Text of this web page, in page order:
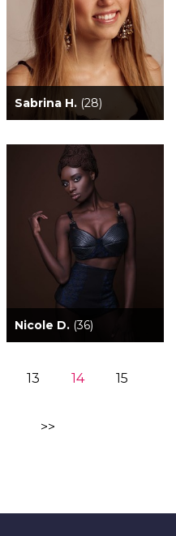
Sabrina H. (28)
Nicole D. (36)
13 14 15
>>